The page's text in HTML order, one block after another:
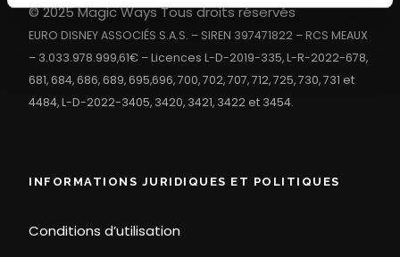
© 2025 Magic Ways Tous droits réservés
EURO DISNEY ASSOCIÉS S.A.S. – SIREN 397471822 – RCS MEAUX
– 3.033.978.999,61€ – Licences L-D-2019-335, L-R-2022-678,
681, 684, 686, 689, 695,696, 700, 702, 707, 712, 725, 730, 731 et
4484, L-D-2022-3405, 3420, 3421, 3422 et 3454.
INFORMATIONS JURIDIQUES ET POLITIQUES
Conditions d’utilisation